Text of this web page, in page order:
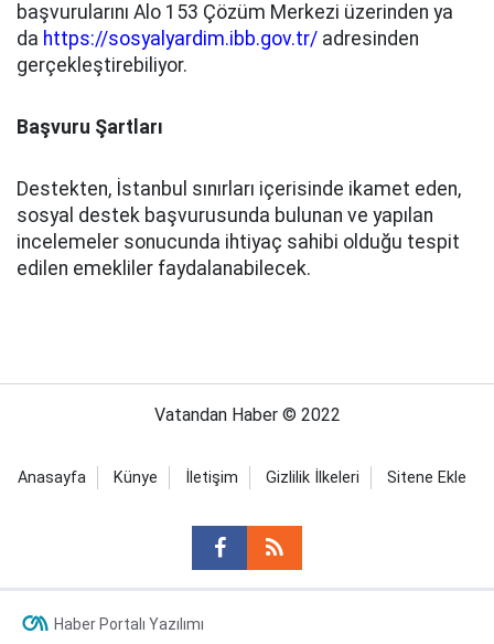
başvurularını Alo 153 Çözüm Merkezi üzerinden ya
da https://sosyalyardim.ibb.gov.tr/ adresinden
gerçekleştirebiliyor.
Başvuru Şartları
Destekten, İstanbul sınırları içerisinde ikamet eden,
sosyal destek başvurusunda bulunan ve yapılan
incelemeler sonucunda ihtiyaç sahibi olduğu tespit
edilen emekliler faydalanabilecek.
Vatandan Haber © 2022
Anasayfa Künye İletişim Gizlilik İlkeleri Sitene Ekle
Haber Portalı Yazılımı